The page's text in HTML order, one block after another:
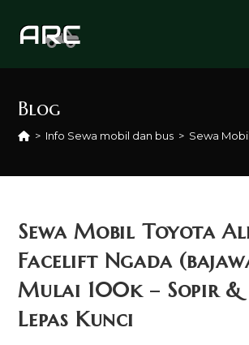
Blog
> Info Sewa mobil dan bus > Sewa
Sewa Mobil Toyota
Facelift Ngada
Mulai 100k – Sopir &
Lepas Kunci